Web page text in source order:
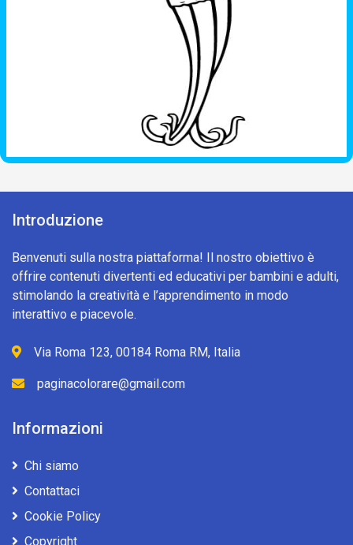
Introduzione
Benvenuti sulla nostra piattaforma! Il nostro obiettivo è
offrire contenuti divertenti ed educativi per bambini e adulti,
stimolando la creatività e l’apprendimento in modo
interattivo e piacevole.
Via Roma 123, 00184 Roma RM, Italia
paginacolorare@gmail.com
Informazioni
Chi siamo
Contattaci
Cookie Policy
Copyright